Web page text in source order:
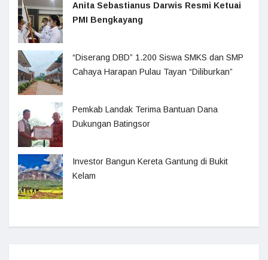
Anita Sebastianus Darwis Resmi Ketuai
PMI Bengkayang
“Diserang DBD” 1.200 Siswa SMKS dan SMP
Cahaya Harapan Pulau Tayan “Diliburkan”
Pemkab Landak Terima Bantuan Dana
Dukungan Batingsor
Investor Bangun Kereta Gantung di Bukit
Kelam